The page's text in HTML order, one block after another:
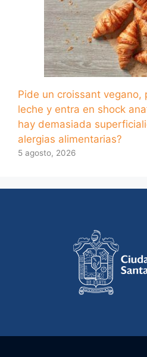
Pide un croissant vegano,
leche y entra en shock
hay demasiada
alergias alimentarias?
5 agosto, 2026